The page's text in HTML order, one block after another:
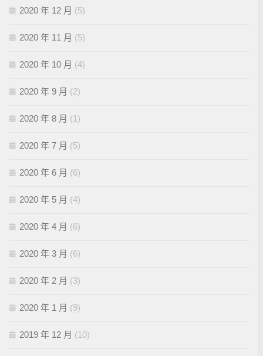
2020 年 12 月 (5)
2020 年 11 月 (5)
2020 年 10 月 (4)
2020 年 9 月 (2)
2020 年 8 月 (1)
2020 年 7 月 (5)
2020 年 6 月 (6)
2020 年 5 月 (4)
2020 年 4 月 (6)
2020 年 3 月 (6)
2020 年 2 月 (3)
2020 年 1 月 (9)
2019 年 12 月 (10)